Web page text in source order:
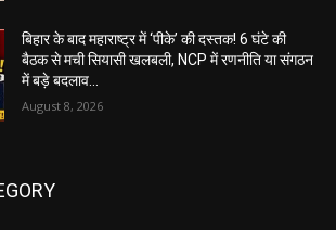
बिहार के बाद महाराष्ट्र में ‘पीके’ की दस्तक! 6 घंटे की
बैठक से मची सियासी खलबली, NCP में रणनीति या संगठन
में बड़े बदलाव...
August 8, 2026